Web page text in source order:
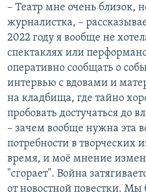
– Театр мне очень близок,
журналистка, –
2022 году я вообще не
спектаклях или
оперативно сообщать о
интервью с вдовами и
на кладбища, где тайно
пробовать достучаться до
– зачем вообще нужна эта
потребности в творческих
время, и моё мнение
"сгорает". Война
от новостной повестки. Мы